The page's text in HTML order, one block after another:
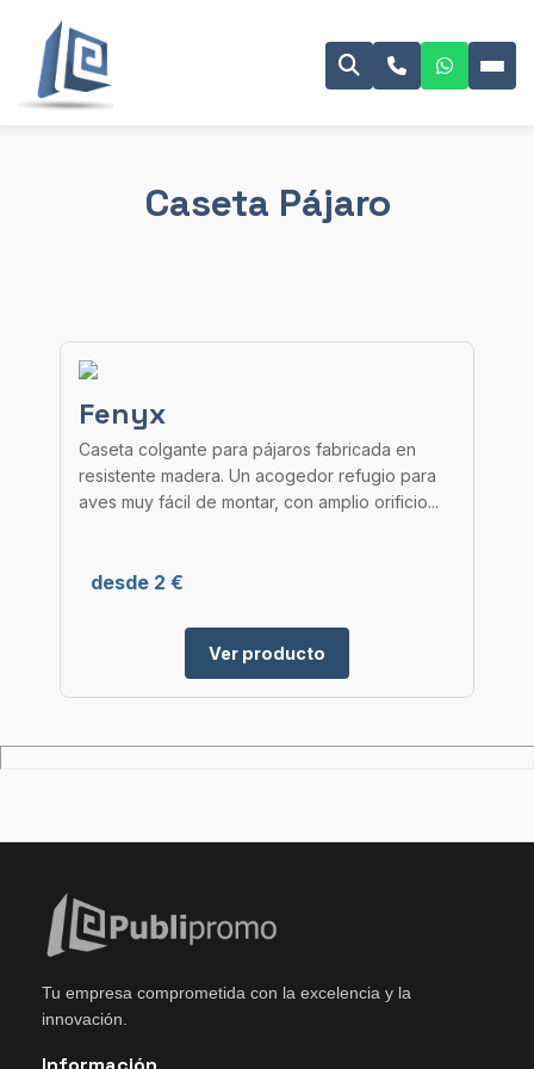
Caseta Pájaro
Fenyx
Caseta colgante para pájaros fabricada en
resistente madera. Un acogedor refugio para
aves muy fácil de montar, con amplio orificio...
desde 2 €
Ver producto
Tu empresa comprometida con la excelencia y la
innovación.